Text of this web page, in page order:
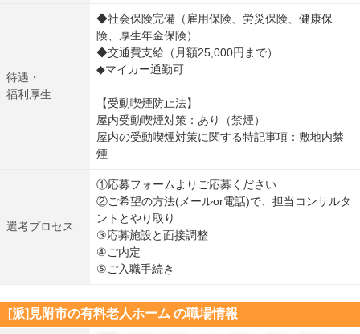
待遇・
福利厚生
◆社会保険完備（雇用保険、労災保険、健康保
険、厚生年金保険）
◆交通費支給（月額25,000円まで）
◆マイカー通勤可
【受動喫煙防止法】
屋内受動喫煙対策：あり（禁煙）
屋内の受動喫煙対策に関する特記事項：敷地内禁
煙
選考プロセス
①応募フォームよりご応募ください
②ご希望の方法(メールor電話)で、担当コンサルタ
ントとやり取り
③応募施設と面接調整
④ご内定
⑤ご入職手続き
[派]見附市の有料老人ホーム の職場情報